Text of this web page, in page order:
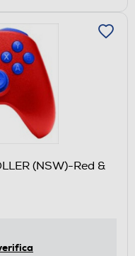
(NSW)-Red &